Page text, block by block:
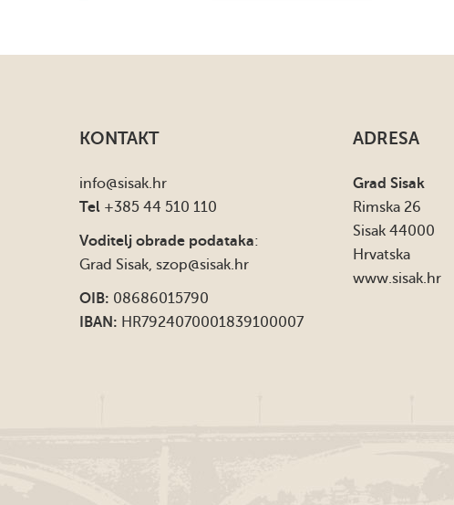
KONTAKT
info@sisak.hr
Tel +385 44 510 110
Voditelj obrade podataka:
Grad Sisak, szop@sisak.hr
OIB: 08686015790
IBAN: HR7924070001839100007
ADRESA
Grad Sisak
Rimska 26
Sisak 44000
Hrvatska
www.sisak.hr